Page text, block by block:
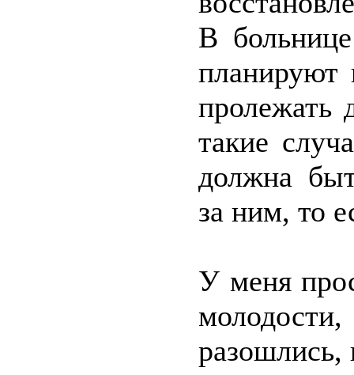
В
планируют
пролежать
такие
должна
за ним, то
У меня
разошлись,